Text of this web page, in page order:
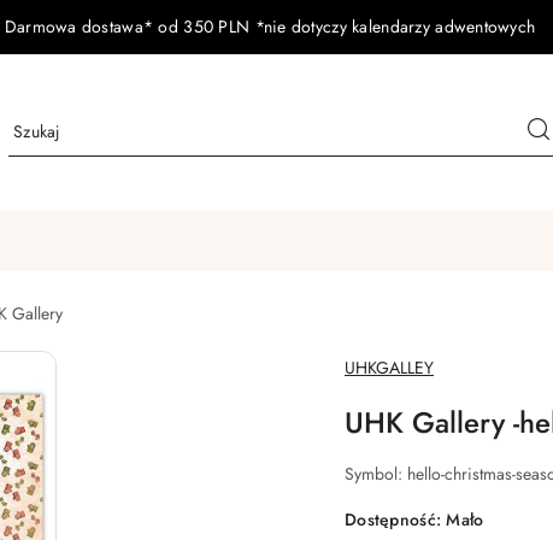
Darmowa dostawa* od 350 PLN *nie dotyczy kalendarzy adwentowych
Gallery
NAZWA
PRODUCENTA:
UHKGALLEY
UHK Gallery -
Symbol: hello-christmas-
Dostępność:Mało